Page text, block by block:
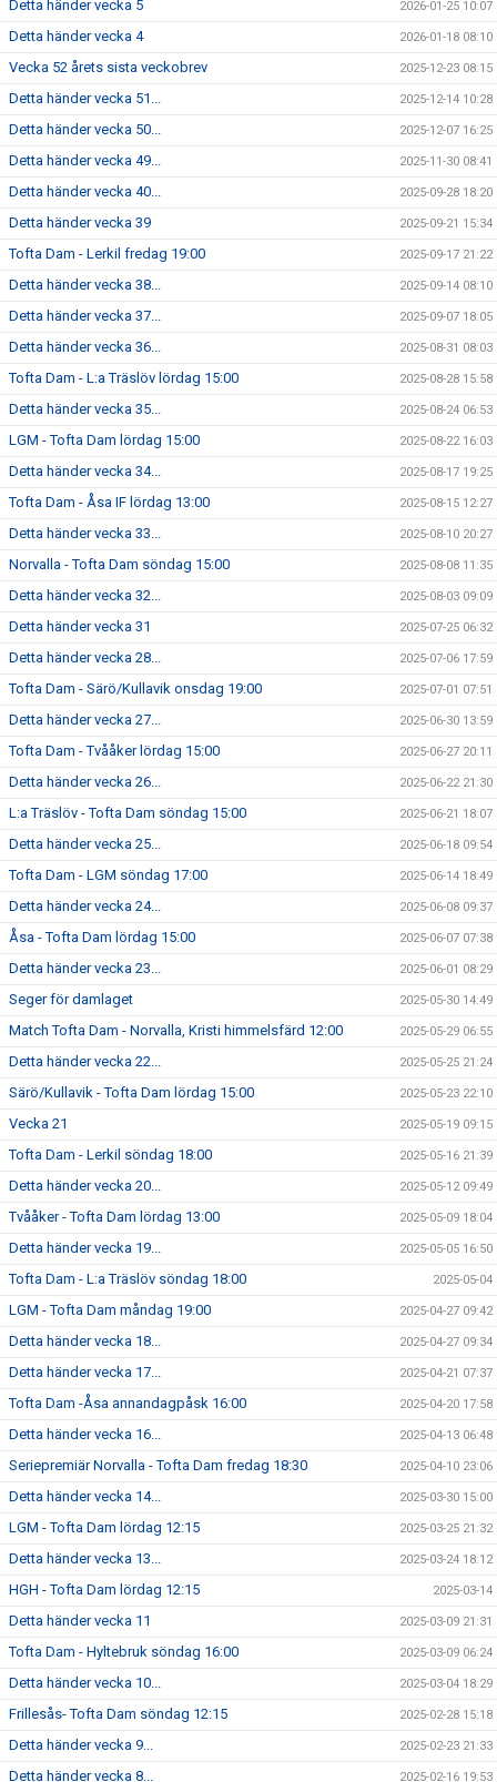
Detta händer vecka 5 2026-01-25 10:07
Detta händer vecka 4 2026-01-18 08:10
Vecka 52 årets sista veckobrev 2025-12-23 08:15
Detta händer vecka 51... 2025-12-14 10:28
Detta händer vecka 50... 2025-12-07 16:25
Detta händer vecka 49... 2025-11-30 08:41
Detta händer vecka 40... 2025-09-28 18:20
Detta händer vecka 39 2025-09-21 15:34
Tofta Dam - Lerkil fredag 19:00 2025-09-17 21:22
Detta händer vecka 38... 2025-09-14 08:10
Detta händer vecka 37... 2025-09-07 18:05
Detta händer vecka 36... 2025-08-31 08:03
Tofta Dam - L:a Träslöv lördag 15:00 2025-08-28 15:58
Detta händer vecka 35... 2025-08-24 06:53
LGM - Tofta Dam lördag 15:00 2025-08-22 16:03
Detta händer vecka 34... 2025-08-17 19:25
Tofta Dam - Åsa IF lördag 13:00 2025-08-15 12:27
Detta händer vecka 33... 2025-08-10 20:27
Norvalla - Tofta Dam söndag 15:00 2025-08-08 11:35
Detta händer vecka 32... 2025-08-03 09:09
Detta händer vecka 31 2025-07-25 06:32
Detta händer vecka 28... 2025-07-06 17:59
Tofta Dam - Särö/Kullavik onsdag 19:00 2025-07-01 07:51
Detta händer vecka 27... 2025-06-30 13:59
Tofta Dam - Tvååker lördag 15:00 2025-06-27 20:11
Detta händer vecka 26... 2025-06-22 21:30
L:a Träslöv - Tofta Dam söndag 15:00 2025-06-21 18:07
Detta händer vecka 25... 2025-06-18 09:54
Tofta Dam - LGM söndag 17:00 2025-06-14 18:49
Detta händer vecka 24... 2025-06-08 09:37
Åsa - Tofta Dam lördag 15:00 2025-06-07 07:38
Detta händer vecka 23... 2025-06-01 08:29
Seger för damlaget 2025-05-30 14:49
Match Tofta Dam - Norvalla, Kristi himmelsfärd 12:00 2025-05-29 06:55
Detta händer vecka 22... 2025-05-25 21:24
Särö/Kullavik - Tofta Dam lördag 15:00 2025-05-23 22:10
Vecka 21 2025-05-19 09:15
Tofta Dam - Lerkil söndag 18:00 2025-05-16 21:39
Detta händer vecka 20... 2025-05-12 09:49
Tvååker - Tofta Dam lördag 13:00 2025-05-09 18:04
Detta händer vecka 19... 2025-05-05 16:50
Tofta Dam - L:a Träslöv söndag 18:00 2025-05-04
LGM - Tofta Dam måndag 19:00 2025-04-27 09:42
Detta händer vecka 18... 2025-04-27 09:34
Detta händer vecka 17... 2025-04-21 07:37
Tofta Dam -Åsa annandagpåsk 16:00 2025-04-20 17:58
Detta händer vecka 16... 2025-04-13 06:48
Seriepremiär Norvalla - Tofta Dam fredag 18:30 2025-04-10 23:06
Detta händer vecka 14... 2025-03-30 15:00
LGM - Tofta Dam lördag 12:15 2025-03-25 21:32
Detta händer vecka 13... 2025-03-24 18:12
HGH - Tofta Dam lördag 12:15 2025-03-14
Detta händer vecka 11 2025-03-09 21:31
Tofta Dam - Hyltebruk söndag 16:00 2025-03-09 06:24
Detta händer vecka 10... 2025-03-04 18:29
Frillesås- Tofta Dam söndag 12:15 2025-02-28 15:18
Detta händer vecka 9... 2025-02-23 21:33
Detta händer vecka 8... 2025-02-16 19:53